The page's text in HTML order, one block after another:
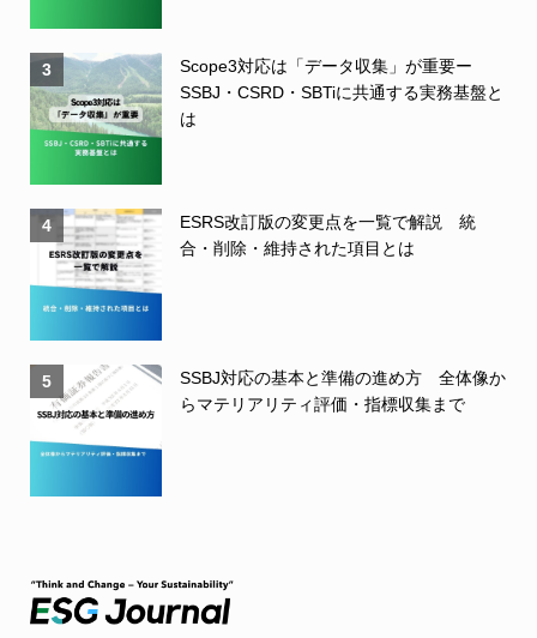
3
Scope3対応は「データ収集」が重要ー
SSBJ・CSRD・SBTiに共通する実務基盤と
は
4
ESRS改訂版の変更点を一覧で解説 統
合・削除・維持された項目とは
5
SSBJ対応の基本と準備の進め方 全体像か
らマテリアリティ評価・指標収集まで